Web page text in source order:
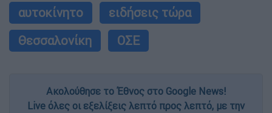
αυτοκίνητο
ειδήσεις τώρα
Θεσσαλονίκη
ΟΣΕ
Ακολούθησε το Έθνος στο Google News!
Live όλες οι εξελίξεις λεπτό προς λεπτό, με την